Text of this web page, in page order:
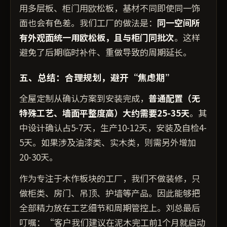
用多层板、柜门用欧松板，基材不同即使同一饰
面也会有色差。我们工厂的做法是： 同一空间所
有外观面统一用欧松板，且与柜门同批次。这样
避免了后期临时补件、重做导致的周期延长。
五、总结：合理规划，避开“焦虑期”
全屋定制从确认方案到安装完成， 普通配置（无
特殊工艺、墙面平整度高）大约需要25-35天。其
中设计确认占5-7天，生产10-12天，安装及自检4-
5天。如果涉及油漆类、实木类，则需另外增加
20-30天。
作为专注于木作板块的工厂，我们不做装修，只
做柜类、房门、吊顶、护墙等产品。因此能够把
全部精力放在工艺细节和周期管控上。刘总最后
叮嘱：“客户我们建议在泥木完工前1个月就启动